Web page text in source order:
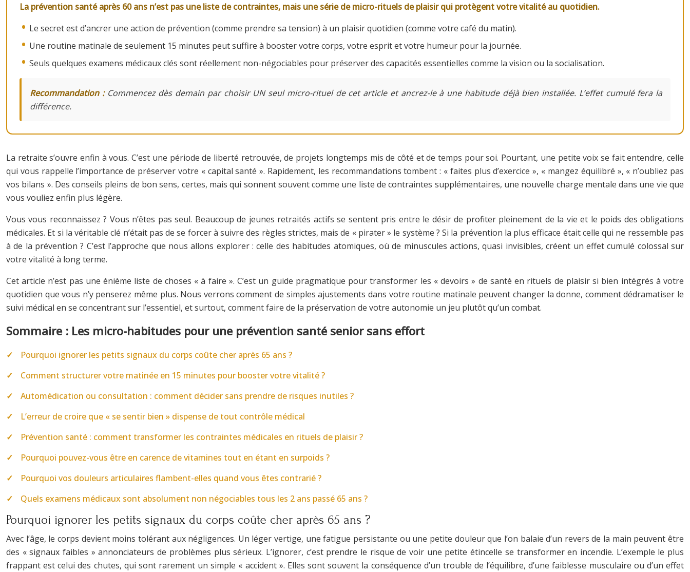
La prévention santé après 60 ans n’est pas une liste de contraintes, mais une série de micro-rituels de plaisir qui protègent votre vitalité au quotidien.
Le secret est d’ancrer une action de prévention (comme prendre sa tension) à un plaisir quotidien (comme votre café du matin).
Une routine matinale de seulement 15 minutes peut suffire à booster votre corps, votre esprit et votre humeur pour la journée.
Seuls quelques examens médicaux clés sont réellement non-négociables pour préserver des capacités essentielles comme la vision ou la socialisation.
Recommandation :Commencez dès demain par choisir UN seul micro-rituel de cet article et ancrez-le à une habitude déjà bien installée. L’effet cumulé fera la
différence.
La retraite s’ouvre enfin à vous. C’est une période de liberté retrouvée, de projets longtemps mis de côté et de temps pour soi. Pourtant, une petite voix se fait entendre, celle
qui vous rappelle l’importance de préserver votre « capital santé ». Rapidement, les recommandations tombent : « faites plus d’exercice », « mangez équilibré », « n’oubliez pas
vos bilans ». Des conseils pleins de bon sens, certes, mais qui sonnent souvent comme une liste de contraintes supplémentaires, une nouvelle charge mentale dans une vie que
vous vouliez enfin plus légère.
Vous vous reconnaissez ? Vous n’êtes pas seul. Beaucoup de jeunes retraités actifs se sentent pris entre le désir de profiter pleinement de la vie et le poids des obligations
médicales. Et si la véritable clé n’était pas de se forcer à suivre des règles strictes, mais de « pirater » le système ? Si la prévention la plus efficace était celle qui ne ressemble pas
à de la prévention ? C’est l’approche que nous allons explorer : celle des habitudes atomiques, où de minuscules actions, quasi invisibles, créent un effet cumulé colossal sur
votre vitalité à long terme.
Cet article n’est pas une énième liste de choses « à faire ». C’est un guide pragmatique pour transformer les « devoirs » de santé en rituels de plaisir si bien intégrés à votre
quotidien que vous n’y penserez même plus. Nous verrons comment de simples ajustements dans votre routine matinale peuvent changer la donne, comment dédramatiser le
suivi médical en se concentrant sur l’essentiel, et surtout, comment faire de la préservation de votre autonomie un jeu plutôt qu’un combat.
Sommaire : Les micro-habitudes pour une prévention santé senior sans effort
Pourquoi ignorer les petits signaux du corps coûte cher après 65 ans ?
Comment structurer votre matinée en 15 minutes pour booster votre vitalité ?
Automédication ou consultation : comment décider sans prendre de risques inutiles ?
L’erreur de croire que « se sentir bien » dispense de tout contrôle médical
Prévention santé : comment transformer les contraintes médicales en rituels de plaisir ?
Pourquoi pouvez-vous être en carence de vitamines tout en étant en surpoids ?
Pourquoi vos douleurs articulaires flambent-elles quand vous êtes contrarié ?
Quels examens médicaux sont absolument non négociables tous les 2 ans passé 65 ans ?
Pourquoi ignorer les petits signaux du corps coûte cher après 65 ans ?
Avec l’âge, le corps devient moins tolérant aux négligences. Un léger vertige, une fatigue persistante ou une petite douleur que l’on balaie d’un revers de la main peuvent être
des « signaux faibles » annonciateurs de problèmes plus sérieux. L’ignorer, c’est prendre le risque de voir une petite étincelle se transformer en incendie. L’exemple le plus
frappant est celui des chutes, qui sont rarement un simple « accident ». Elles sont souvent la conséquence d’un trouble de l’équilibre, d’une faiblesse musculaire ou d’un effet